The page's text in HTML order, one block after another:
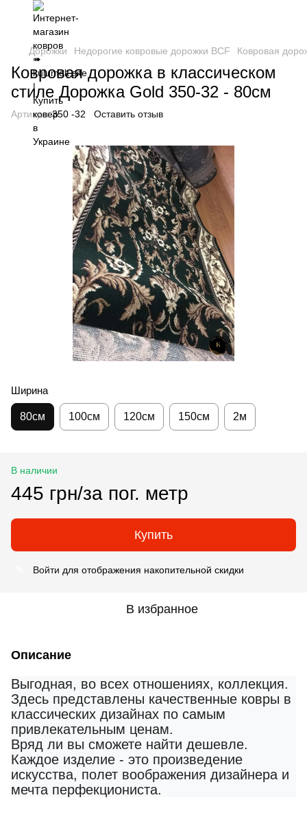
Дорожки Недорогие ковровые дорожки BCF Ковровая
Ковровая дорожка в классическом
стиле Дорожка Gold 350-32 - 80см
Артикул:350 -32 Оставить отзыв
Ширина
80см 100см 120см 150см 2м
В наличии
445 грн/за пог. метр
Купить
Войти для отображения накопительной скидки
В избранное
Описание
Выгодная, во всех отношениях, коллекция.
Здесь представлены качественные ковры в
классических дизайнах по самым
привлекательным ценам.
Вряд ли вы сможете найти дешевле.
Каждое изделие - это произведение
искусства, полет воображения дизайнера и
мечта перфекциониста.